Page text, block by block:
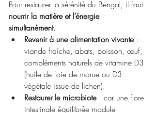
Pour restaurer la sérénité du Bengal, il faut
nourrir la matière et l’énergie
simultanément.
Revenir à une alimentation vivante :
viande fraîche, abats, poisson, œuf,
compléments naturels de vitamine D3
(huile de foie de morue ou D3
végétale issue de lichen).
Restaurer le microbiote : car une flore
intestinale équilibrée module